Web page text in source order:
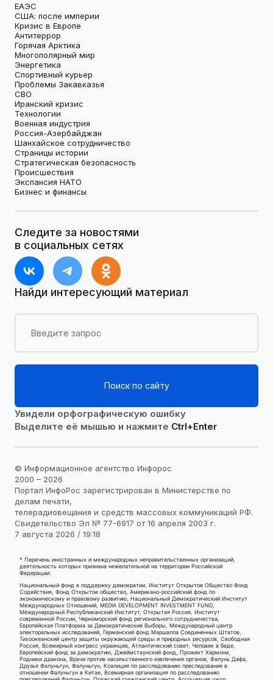
ЕАЭС
США: после империи
Кризис в Европе
Антитеррор
Горячая Арктика
Многополярный мир
Энергетика
Спортивный курьер
Проблемы Закавказья
СВО
Иранский кризис
Технологии
Военная индустрия
Россия-Азербайджан
Шанхайское сотрудничество
Страницы истории
Стратегическая безопасность
Происшествия
Экспансия НАТО
Бизнес и финансы
Следите за новостями
в социальных сетях
Найди интересующий материал
Поиск по сайту
Увидели орфографическую ошибку
Выделите её мышью и нажмите Ctrl+Enter
© Информационное агентство Инфорос
2000 – 2026
Портал ИнфоРос зарегистрирован в Министерстве по
делам печати,
телерадиовещания и средств массовых коммуникаций РФ.
Свидетельство Эл № 77-6917 от 16 апреля 2003 г.
7 августа 2026 / 19:18